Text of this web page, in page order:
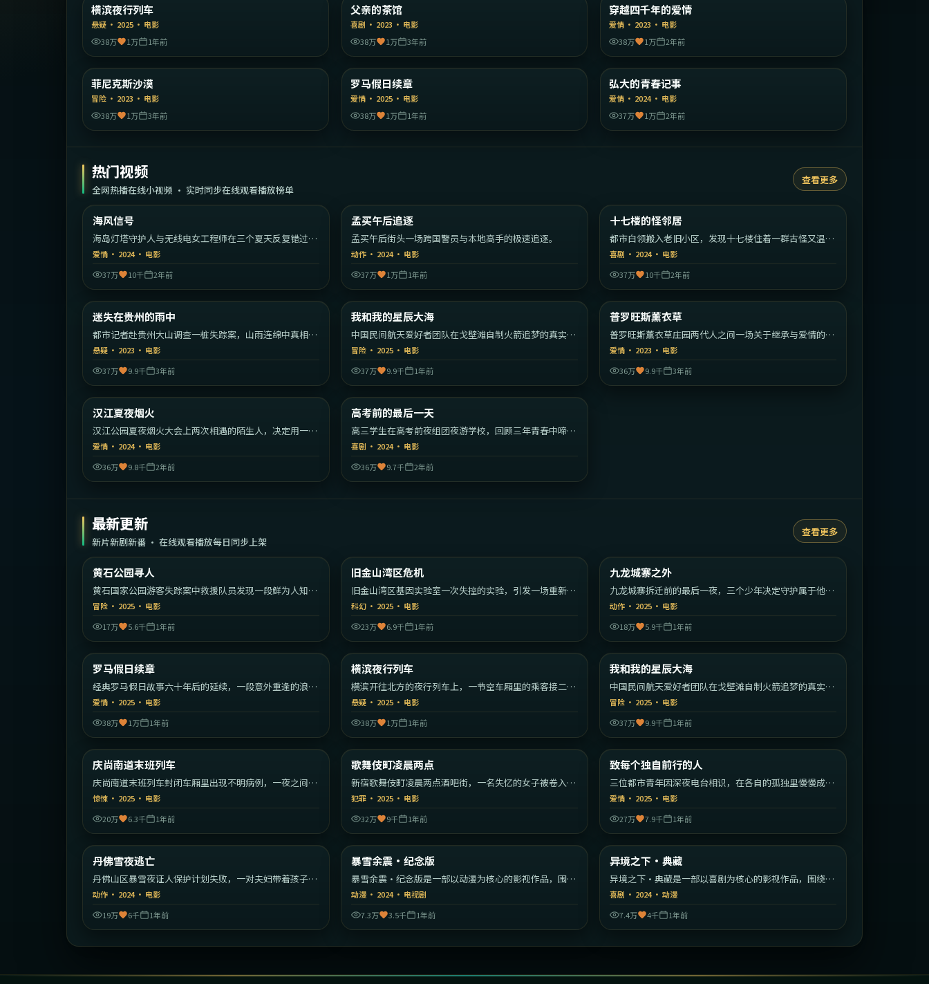
精选
横滨夜行列车
悬疑· 2025· 电影
38万
1万 1年前
精选
父亲的茶馆
喜剧 · 2023 · 电影
38万
1万 3年前
精选
穿越四千年的爱情
爱情 · 2023 · 电影
38万
1万 2年前
精选
菲尼克斯沙漠
冒险· 2023 · 电影
38万
1万 3年前
精选
罗马假日续章
爱情· 2025· 电影
38万
1万 1年前
精选
弘大的青春记事
爱情 · 2024· 电影
37万
1万 2年前
热门视频
全网热播在线小视频 · 实时同步在线观看播放榜单
查看更多
热门
1:48:44
海风信号
海岛灯塔守护人与无线电女工程师在三个夏天反复错过又
重逢的浪漫故事。
爱情· 2024· 电影
37万
10千 2年前
热门
孟买午后追逐
孟买午后街头一场跨国警员与本地高手的极速追逐。
动作· 2024· 电影
37万
1万 1年前
热门
2:02:29
十七楼的怪邻居
都市白领搬入老旧小区，发现十七楼住着一群古怪又温暖
的老北漂邻居。
喜剧 · 2024· 电影
37万
10千 2年前
热门
1:47:26
迷失在贵州的雨中
都市记者赴贵州大山调查一桩失踪案，山雨连绵中真相与
传说渐渐重合。
悬疑· 2023 · 电影
37万
9.9千 3年前
热门
1:48:49
我和我的星辰大海
中国民间航天爱好者团队在戈壁滩自制火箭追梦的真实改
编故事。
冒险· 2025· 电影
37万
9.9千 1年前
热门
1:56:31
普罗旺斯薰衣草
普罗旺斯薰衣草庄园两代人之间一场关于继承与爱情的安
静较量。
爱情 · 2023 · 电影
36万
9.9千 3年前
热门
2:07:03
汉江夏夜烟火
汉江公园夏夜烟火大会上两次相遇的陌生人，决定用一年
时间彼此追寻。
爱情· 2024· 电影
36万
9.8千 2年前
热门
2:34:13
高考前的最后一天
高三学生在高考前夜组团夜游学校，回顾三年青春中啼笑
皆非的瞬间。
喜剧 · 2024· 电影
36万
9.7千 2年前
最新更新
新片新剧新番 · 在线观看播放每日同步上架
查看更多
最新
黄石公园寻人
黄石国家公园游客失踪案中救援队员发现一段鲜为人知的
家族秘密。
冒险· 2025· 电影
17万
5.6千 1年前
最新
旧金山湾区危机
旧金山湾区基因实验室一次失控的实验，引发一场重新定
义人类的危机。
科幻· 2025· 电影
23万
6.9千 1年前
最新
2:19:26
九龙城寨之外
九龙城寨拆迁前的最后一夜，三个少年决定守护属于他们
的江湖。
动作 · 2025 · 电影
18万
5.9千 1年前
最新
罗马假日续章
经典罗马假日故事六十年后的延续，一段意外重逢的浪漫
旅程。
爱情· 2025· 电影
38万
1万 1年前
最新
横滨夜行列车
横滨开往北方的夜行列车上，一节空车厢里的乘客接二连
三消失。
悬疑· 2025· 电影
38万
1万 1年前
最新
我和我的星辰大海
中国民间航天爱好者团队在戈壁滩自制火箭追梦的真实改
编故事。
冒险 · 2025 · 电影
37万
9.9千 1年前
最新
庆尚南道末班列车
庆尚南道末班列车封闭车厢里出现不明病例，一夜之间秩
序崩塌。
惊悚· 2025· 电影
20万
6.3千 1年前
最新
歌舞伎町凌晨两点
新宿歌舞伎町凌晨两点酒吧街，一名失忆的女子被卷入帮
派权力斗争。
犯罪· 2025· 电影
32万
9千 1年前
最新
致每个独自前行的人
三位都市青年因深夜电台相识，在各自的孤独里慢慢成为
彼此的灯塔。
爱情 · 2025 · 电影
27万
7.9千 1年前
最新
丹佛雪夜逃亡
丹佛山区暴雪夜证人保护计划失败，一对夫妇带着孩子开
始绝命逃亡。
动作· 2024· 电影
19万
6千 1年前
最新
暴雪余震·纪念版
暴雪余震·纪念版是一部以动漫为核心的影视作品，围绕
危机、反转与人物成长展开，整体节奏紧凑，值得推荐观
看。
动漫· 2024· 电视剧
7.3万
3.5千 1年前
最新
异境之下·典藏
异境之下·典藏是一部以喜剧为核心的影视作品，围绕危
机、反转与人物成长展开，整体节奏紧凑，值得推荐观
看。
喜剧 · 2024·动漫
7.4万
4千 1年前